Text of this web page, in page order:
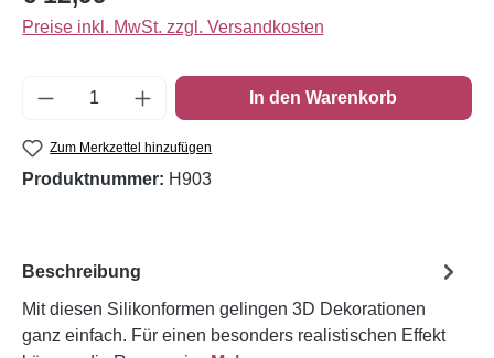
Preise inkl. MwSt. zzgl. Versandkosten
Produkt Anzahl: Gib den gewünschten
In den Warenkorb
Zum Merkzettel hinzufügen
Produktnummer: H903
Beschreibung
Mit diesen Silikonformen gelingen 3D Dekorationen
ganz einfach. Für einen besonders realistischen Effekt